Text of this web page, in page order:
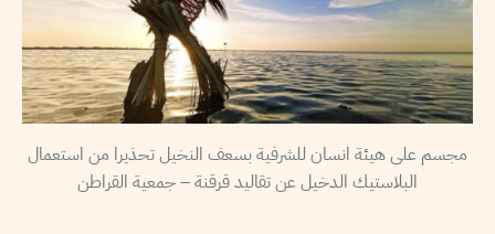
مجسم على هيئة انسان للشرفية بسعف النخيل تحذيرا من استعمال
البلاستيك الدخيل عن تقاليد قرقنة – جمعية القراطن